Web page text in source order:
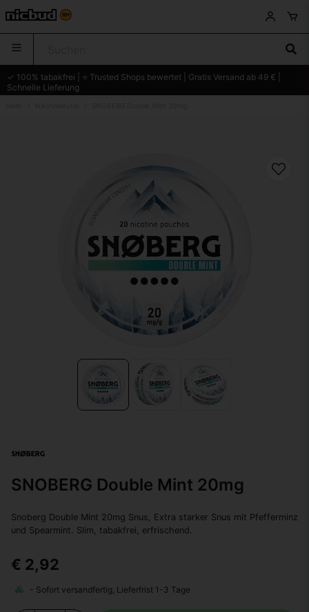
✓ 100% tabakfrei | ⭐ Trusted Shops bewertet | Gratis Versand ab 49 € |
Schnelle Lieferung
SNOBERG Double Mint 20mg
Snoberg Double Mint 20mg Snus, Extra starker Snus mit Pfefferminz
und Spearmint. Slim, tabakfrei, erfrischend.
€ 2,92